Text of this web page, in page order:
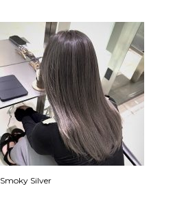
Smoky Silver